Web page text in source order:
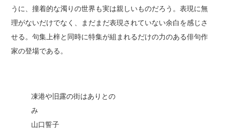
うに、撞着的な濁りの世界も実は親しいものだろう。表現に無
理がないだけでなく、まだまだ表現されていない余白を感じさ
せる。句集上梓と同時に特集が組まれるだけの力のある俳句作
家の登場である。
凍港や旧露の街はありとの
山口誓子